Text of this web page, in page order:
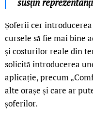
susțin
Șoferii cer
cursele să fie mai bine
și costurilor reale din
solicită introducerea
aplicație, precum
alte orașe și care ar
șoferilor.